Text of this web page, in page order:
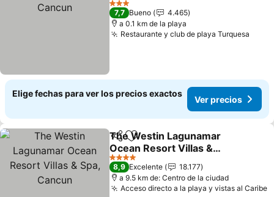
3 Estrellas
7,7 Bueno
4.465
a 0.1 km de la playa
Restaurante y club de playa Turquesa
Elige fechas para ver los precios exactos
Ver precios
Compartir
Agregar a favoritos
The Westin Lagunamar
Ocean Resort Villas &
Spa, Cancun
Ver precios
4 Estrellas
8,9 Excelente
18.177
a 9.5 km de: Centro de la ciudad
Acceso directo a la playa y vistas al Caribe